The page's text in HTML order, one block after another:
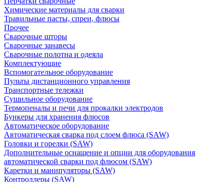
Химические материалы для сварки
Травильные пасты, спреи, флюсы
Прочее
Сварочные шторы
Сварочные занавесы
Сварочные полотна и одеяла
Комплектующие
Вспомогательное оборудование
Пульты дистанционного управления
Транспортные тележки
Сушильное оборудование
Термопеналы и печи для прокалки электродов
Бункеры для хранения флюсов
Автоматическое оборудование
Автоматическая сварка под слоем флюса (SAW)
Головки и горелки (SAW)
Дополнительные оснащение и опции для оборудования
автоматической сварки под флюсом (SAW)
Каретки и манипуляторы (SAW)
Контроллеры (SAW)